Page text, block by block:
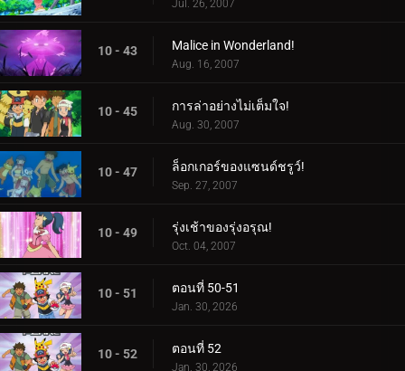
Jul. 26, 2007
10 - 43 Malice in Wonderland!
Aug. 16, 2007
10 - 45 การล่าอย่างไม่เต็มใจ!
Aug. 30, 2007
10 - 47 ล็อกเกอร์ของแซนด์ชรูว์!
Sep. 27, 2007
10 - 49 รุ่งเช้าของรุ่งอรุณ!
Oct. 04, 2007
10 - 51 ตอนที่ 50-51
Jan. 30, 2026
10 - 52 ตอนที่ 52
Jan. 30, 2026